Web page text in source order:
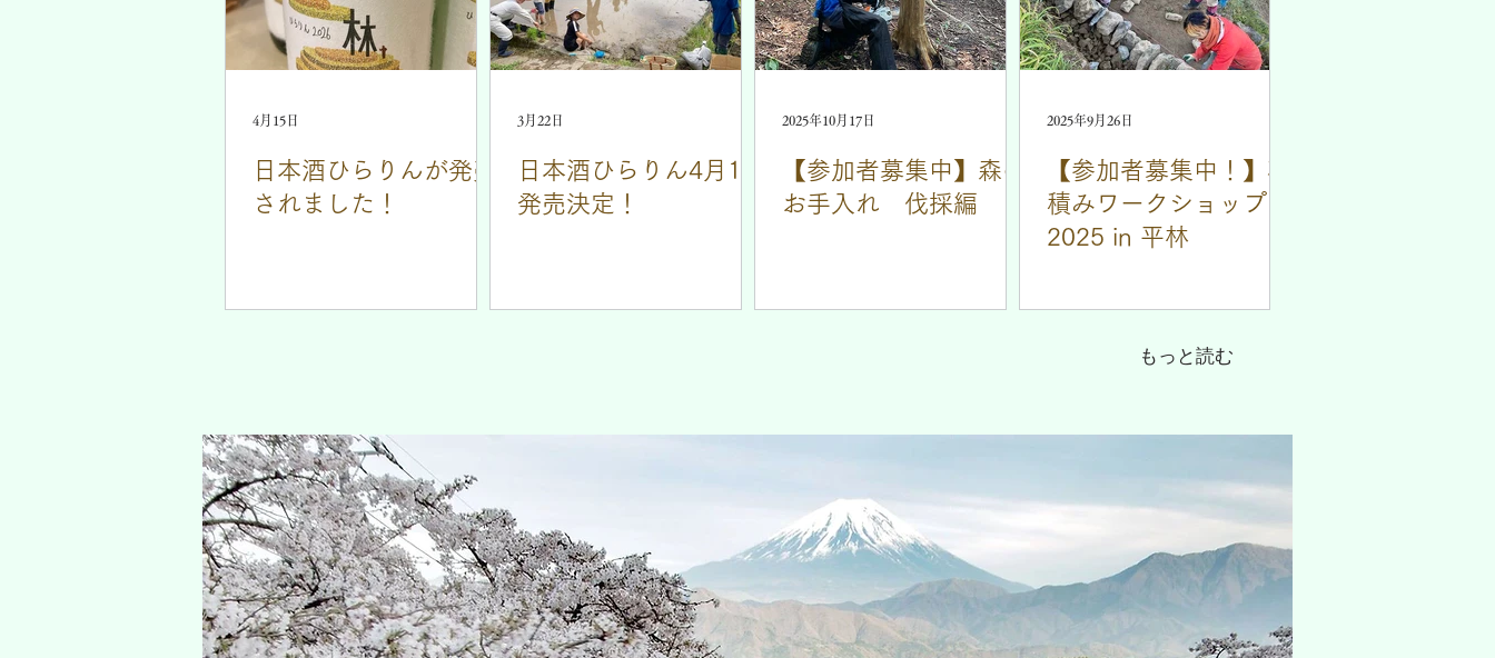
日本酒ひらりんが発売
されました！
4月15日
日本酒ひらりん4月1日
発売決定！
3月22日
【参加者募集中】森の
お手入れ 伐採編
2025年10月17日
【参加者募集中！】石
積みワークショップ
2025 in 平林
2025年9月26日
もっと読む